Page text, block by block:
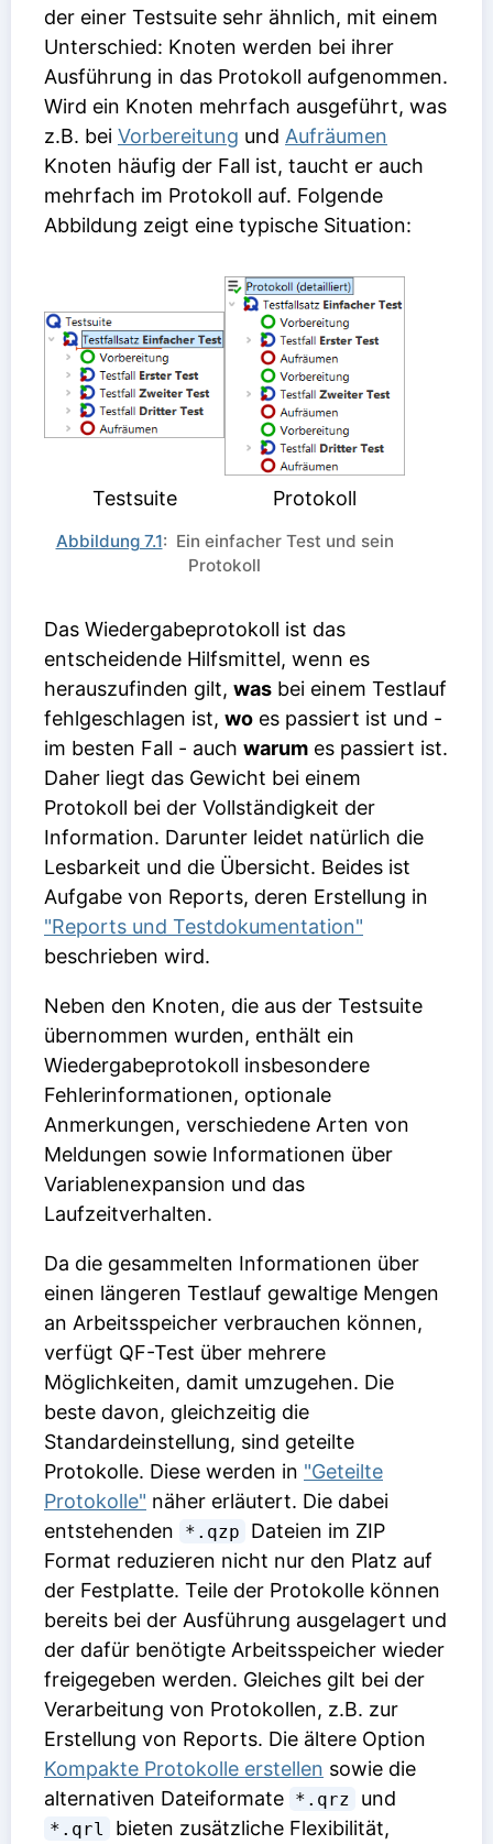
der einer Testsuite sehr ähnlich, mit einem
Unterschied: Knoten werden bei ihrer
Ausführung in das Protokoll aufgenommen.
Wird ein Knoten mehrfach ausgeführt, was
z.B. bei Vorbereitung und Aufräumen
Knoten häufig der Fall ist, taucht er auch
mehrfach im Protokoll auf. Folgende
Abbildung zeigt eine typische Situation:
Testsuite Protokoll
Abbildung 7.1: Ein einfacher Test und sein
Protokoll
Das Wiedergabeprotokoll ist das
entscheidende Hilfsmittel, wenn es
herauszufinden gilt, was bei einem Testlauf
fehlgeschlagen ist, wo es passiert ist und -
im besten Fall - auch warum es passiert ist.
Daher liegt das Gewicht bei einem
Protokoll bei der Vollständigkeit der
Information. Darunter leidet natürlich die
Lesbarkeit und die Übersicht. Beides ist
Aufgabe von Reports, deren Erstellung in
"Reports und Testdokumentation"
beschrieben wird.
Neben den Knoten, die aus der Testsuite
übernommen wurden, enthält ein
Wiedergabeprotokoll insbesondere
Fehlerinformationen, optionale
Anmerkungen, verschiedene Arten von
Meldungen sowie Informationen über
Variablenexpansion und das
Laufzeitverhalten.
Da die gesammelten Informationen über
einen längeren Testlauf gewaltige Mengen
an Arbeitsspeicher verbrauchen können,
verfügt QF-Test über mehrere
Möglichkeiten, damit umzugehen. Die
beste davon, gleichzeitig die
Standardeinstellung, sind geteilte
Protokolle. Diese werden in "Geteilte
Protokolle" näher erläutert. Die dabei
entstehenden
*.qzp
Dateien im ZIP
Format reduzieren nicht nur den Platz auf
der Festplatte. Teile der Protokolle können
bereits bei der Ausführung ausgelagert und
der dafür benötigte Arbeitsspeicher wieder
freigegeben werden. Gleiches gilt bei der
Verarbeitung von Protokollen, z.B. zur
Erstellung von Reports. Die ältere Option
Kompakte Protokolle erstellen sowie die
alternativen Dateiformate *.qrz und
*.qrl bieten zusätzliche Flexibilität,